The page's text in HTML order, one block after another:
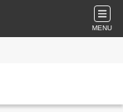
MENU